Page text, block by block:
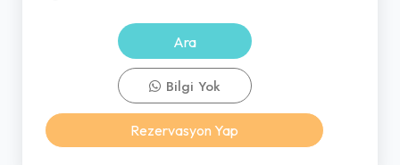
Ara
Bilgi Yok
Rezervasyon Yap